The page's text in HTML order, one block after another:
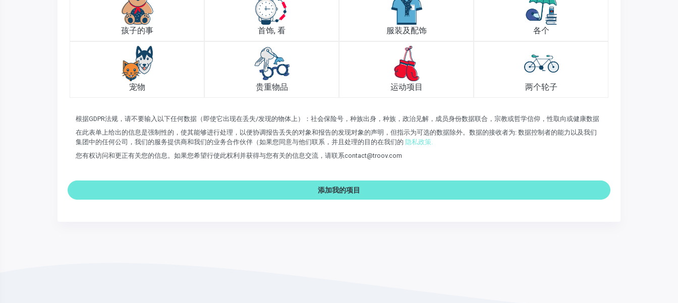
孩子的事 首饰, 看 服装及配饰 各个
宠物 贵重物品 运动项目 两个轮子
根据GDPR法规，请不要输入以下任何数据（即使它出现在丢失/发现的物体上）：社会保险号，种族出身，种族，政治见解，成员身份数据联合，宗教或哲学信仰，性取向或健康数据
在此表单上给出的信息是强制性的，使其能够进行处理，以便协调报告丢失的对象和报告的发现对象的声明，但指示为可选的数据除外。数据的接收者为: 数据控制者的能力以及我们
集团中的任何公司，我们的服务提供商和我们的业务合作伙伴（如果您同意与他们联系，并且处理的目的在我们的 隐私政策.
您有权访问和更正有关您的信息。如果您希望行使此权利并获得与您有关的信息交流，请联系contact@troov.com
添加我的项目